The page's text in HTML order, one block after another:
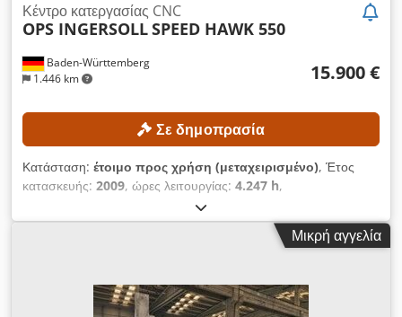
Baden-Württemberg
1.446 km
Κέντρο κατεργασίας CNC
OPS INGERSOLLSPEED HAWK 550
15.900 €
Σε δημοπρασία
Κατάσταση: έτοιμο προς χρήση (μεταχειρισμένο), Έτος
κατασκευής: 2009, ώρες λειτουργίας: 4.247 h,
πλήρως λειτουργικό
οχήματος:655118, διαδρομή άξονα Χ:550 χιλ., διαδρομή
400 χιλ., μέγιστη
Δεν υπάρχει ελάχιστη τιμή – εγγυημένη πώληση στην
Μικρή αγγελία